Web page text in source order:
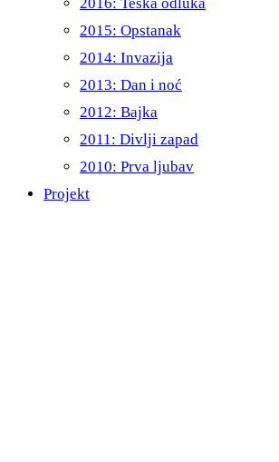
2015: Opstanak
2014: Invazija
2013: Dan i noć
2012: Bajka
2011: Divlji zapad
2010: Prva ljubav
Projekt